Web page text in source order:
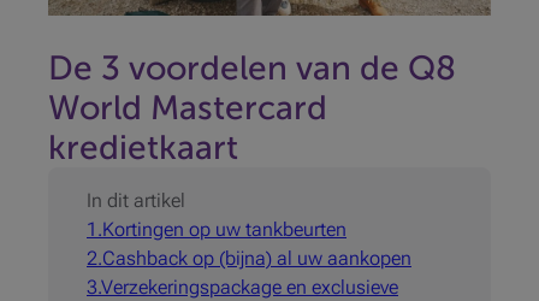
De 3 voordelen van de Q8
World Mastercard
kredietkaart
In dit artikel
1.Kortingen op uw tankbeurten
2.Cashback op (bijna) al uw aankopen
3.Verzekeringspackage en exclusieve